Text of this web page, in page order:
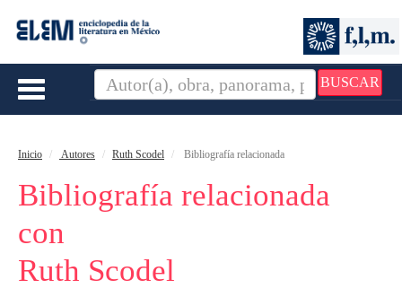
BUSCAR
Toggle
Inicio Autores Ruth Scodel Bibliografía relacionada
Bibliografía relacionada
con
Ruth Scodel